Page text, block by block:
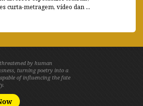
curta-metragem, vídeo dan ...
by human
turning poetry into a
of influencing the fate